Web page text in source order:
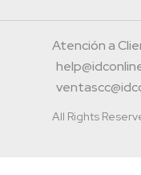
Atención a
All Rights